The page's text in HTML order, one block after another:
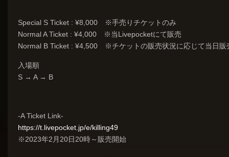
Special S Ticket : ¥8,000 ※手売りチケットのみ
Normal A Ticket : ¥4,000 ※当Livepocketにて販売
Normal B Ticket : ¥4,500 ※チケットの販売状況に応じて当日販
入場順
S → A → B
-A Ticket Link-
https://t.livepocket.jp/e/killing49
※2023年2月20日20時～販売開始